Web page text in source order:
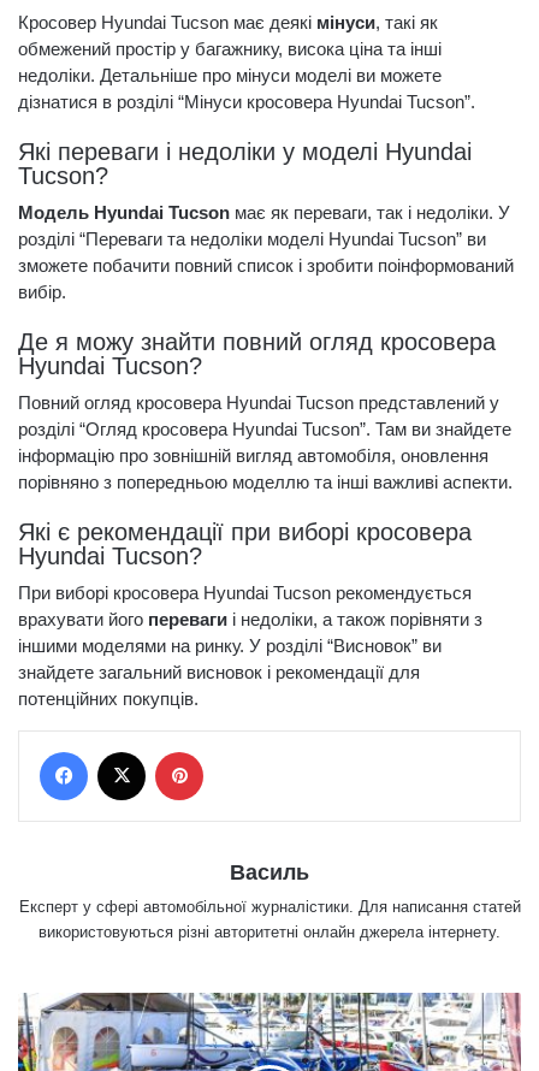
Кросовер Hyundai Tucson має деякі мінуси, такі як
обмежений простір у багажнику, висока ціна та інші
недоліки. Детальніше про мінуси моделі ви можете
дізнатися в розділі “Мінуси кросовера Hyundai Tucson”.
Які переваги і недоліки у моделі Hyundai
Tucson?
Модель Hyundai Tucson має як переваги, так і недоліки. У
розділі “Переваги та недоліки моделі Hyundai Tucson” ви
зможете побачити повний список і зробити поінформований
вибір.
Де я можу знайти повний огляд кросовера
Hyundai Tucson?
Повний огляд кросовера Hyundai Tucson представлений у
розділі “Огляд кросовера Hyundai Tucson”. Там ви знайдете
інформацію про зовнішній вигляд автомобіля, оновлення
порівняно з попередньою моделлю та інші важливі аспекти.
Які є рекомендації при виборі кросовера
Hyundai Tucson?
При виборі кросовера Hyundai Tucson рекомендується
врахувати його переваги і недоліки, а також порівняти з
іншими моделями на ринку. У розділі “Висновок” ви
знайдете загальний висновок і рекомендації для
потенційних покупців.
Василь
Експерт у сфері автомобільної журналістики. Для написання статей
використовуються різні авторитетні онлайн джерела інтернету.
Я
к
и